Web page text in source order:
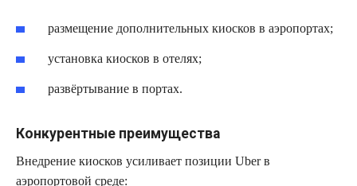
размещение дополнительных киосков в аэропортах;
установка киосков в отелях;
развёртывание в портах.
Конкурентные преимущества
Внедрение киосков усиливает позиции Uber в
аэропортовой среде: